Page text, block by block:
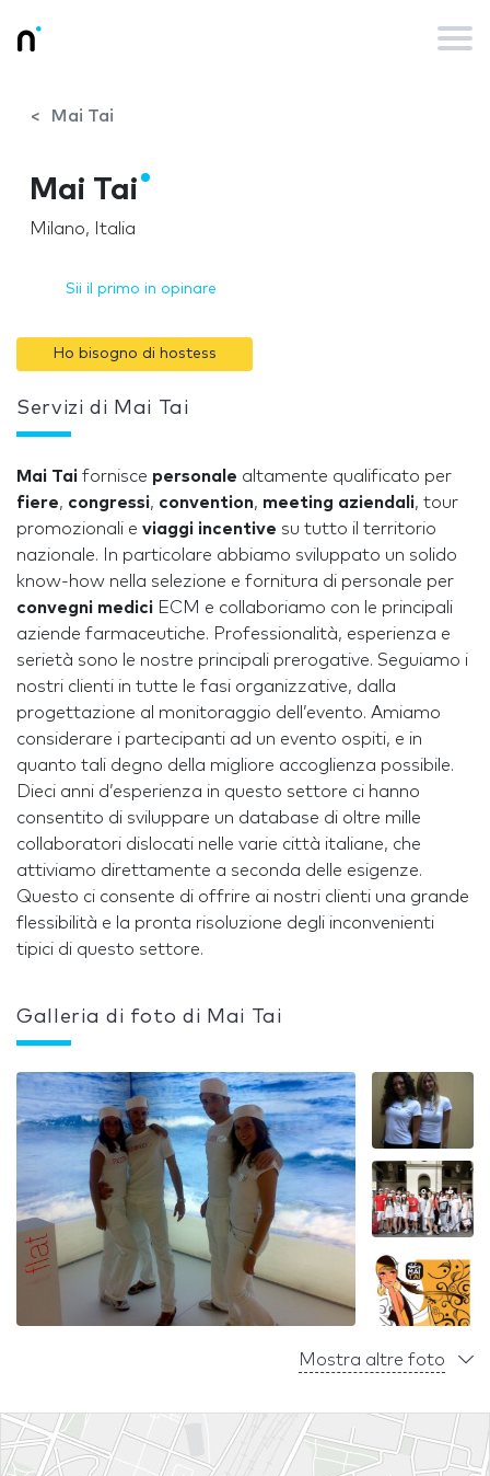
Mai Tai
Mai Tai
Milano, Italia
Sii il primo in opinare
Ho bisogno di hostess
Servizi di Mai Tai
Mai Tai fornisce personale altamente qualificato per
fiere, congressi, convention, meeting aziendali, tour
promozionali e viaggi incentive su tutto il territorio
nazionale. In particolare abbiamo sviluppato un solido
know-how nella selezione e fornitura di personale per
convegni medici ECM e collaboriamo con le principali
aziende farmaceutiche. Professionalità, esperienza e
serietà sono le nostre principali prerogative. Seguiamo i
nostri clienti in tutte le fasi organizzative, dalla
progettazione al monitoraggio dell’evento. Amiamo
considerare i partecipanti ad un evento ospiti, e in
quanto tali degno della migliore accoglienza possibile.
Dieci anni d’esperienza in questo settore ci hanno
consentito di sviluppare un database di oltre mille
collaboratori dislocati nelle varie città italiane, che
attiviamo direttamente a seconda delle esigenze.
Questo ci consente di offrire ai nostri clienti una grande
flessibilità e la pronta risoluzione degli inconvenienti
tipici di questo settore.
Galleria di foto di Mai Tai
Mostra altre foto